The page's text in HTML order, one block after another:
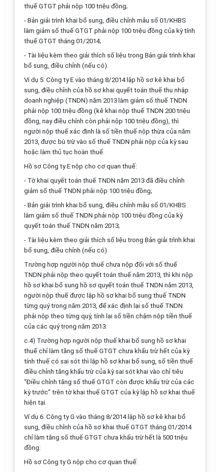
thuế GTGT phải nộp 100 triệu đồng;
- Bản giải trình khai bổ sung, điều chỉnh mẫu số 01/KHBS
làm giảm số thuế GTGT phải nộp 100 triệu đồng của kỳ tính
thuế GTGT tháng 01/2014;
- Tài liệu kèm theo giải thích số liệu trong Bản giải trình khai
bổ sung, điều chỉnh (nếu có).
Ví dụ 5: Công ty E vào tháng 8/2014 lập hồ sơ kê khai bổ
sung, điều chỉnh của hồ sơ khai quyết toán thuế thu nhập
doanh nghiệp (TNDN) năm 2013 làm giảm số thuế TNDN
phải nộp 100 triệu đồng (kê khai nộp thuế TNDN 200 triệu
đồng, nay điều chỉnh còn phải nộp 100 triệu đồng), thì
người nộp thuế xác định là số tiền thuế nộp thừa của năm
2013, được bù trừ vào số thuế TNDN phải nộp của kỳ sau
hoặc làm thủ tục hoàn thuế.
Hồ sơ Công ty E nộp cho cơ quan thuế:
- Tờ khai quyết toán thuế TNDN năm 2013 đã điều chỉnh
giảm số thuế TNDN phải nộp 100 triệu đồng;
- Bản giải trình khai bổ sung, điều chỉnh mẫu số 01/KHBS
làm giảm số thuế TNDN phải nộp 100 triệu đồng của kỳ
quyết toán thuế TNDN năm 2013;
- Tài liệu kèm theo giải thích số liệu trong Bản giải trình khai
bổ sung, điều chỉnh (nếu có).
Trường hợp người nộp thuế chưa nộp đối với số thuế
TNDN phải nộp theo quyết toán thuế năm 2013, thì khi nộp
hồ sơ khai bổ sung hồ sơ quyết toán thuế TNDN năm 2013,
người nộp thuế được lập hồ sơ khai bổ sung thuế TNDN
từng quý trong năm 2013, để xác định lại số thuế TNDN
phải nộp theo từng quý, tính lại số tiền chậm nộp tiền thuế
của các quý trong năm 2013.
c.4) Trường hợp người nộp thuế khai bổ sung hồ sơ khai
thuế chỉ làm tăng số thuế GTGT chưa khấu trừ hết của kỳ
tính thuế có sai sót thì lập hồ sơ khai bổ sung, số tiền thuế
điều chỉnh tăng khấu trừ của kỳ sai sót khai vào chỉ tiêu
“Điều chỉnh tăng số thuế GTGT còn được khấu trừ của các
kỳ trước” trên tờ khai thuế GTGT của kỳ lập hồ sơ khai thuế
hiện tại.
Ví dụ 6: Công ty G vào tháng 8/2014 lập hồ sơ kê khai bổ
sung, điều chỉnh của hồ sơ khai thuế GTGT tháng 01/2014
chỉ làm tăng số thuế GTGT chưa khấu trừ hết là 500 triệu
đồng:
Hồ sơ Công ty G nộp cho cơ quan thuế: